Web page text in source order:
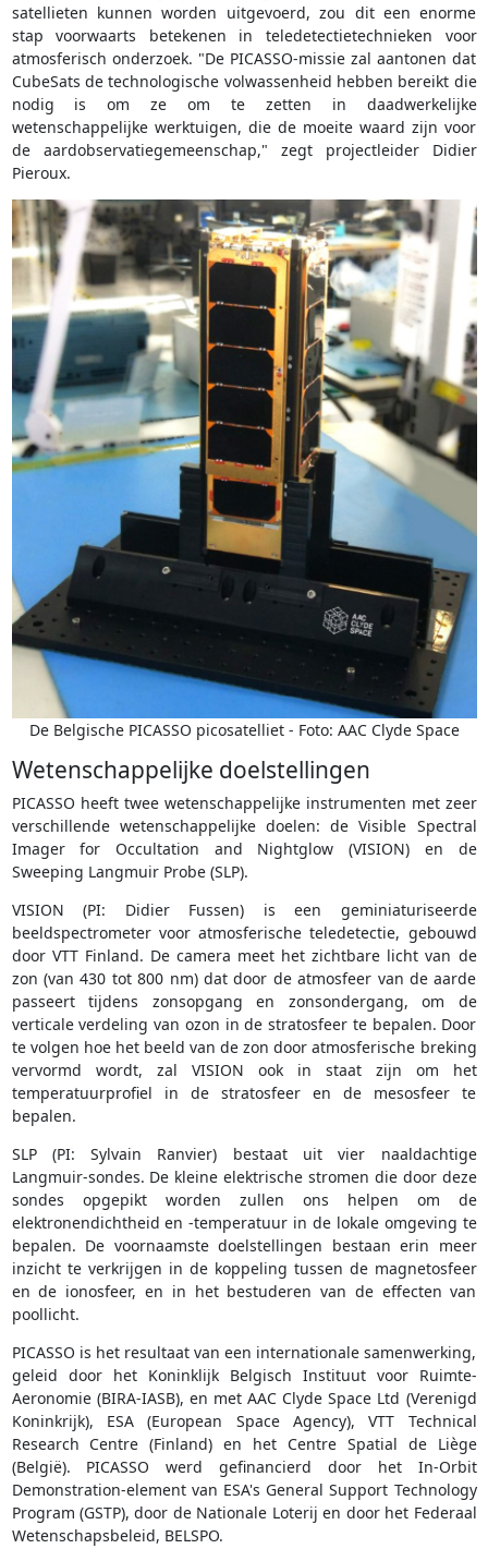
satellieten kunnen worden uitgevoerd, zou dit een enorme
stap voorwaarts betekenen in teledetectietechnieken voor
atmosferisch onderzoek. "De PICASSO-missie zal aantonen dat
CubeSats de technologische volwassenheid hebben bereikt die
nodig is om ze om te zetten in daadwerkelijke
wetenschappelijke werktuigen, die de moeite waard zijn voor
de aardobservatiegemeenschap," zegt projectleider Didier
Pieroux.
De Belgische PICASSO picosatelliet - Foto: AAC Clyde Space
Wetenschappelijke doelstellingen
PICASSO heeft twee wetenschappelijke instrumenten met zeer
verschillende wetenschappelijke doelen: de Visible Spectral
Imager for Occultation and Nightglow (VISION) en de
Sweeping Langmuir Probe (SLP).
VISION (PI: Didier Fussen) is een geminiaturiseerde
beeldspectrometer voor atmosferische teledetectie, gebouwd
door VTT Finland. De camera meet het zichtbare licht van de
zon (van 430 tot 800 nm) dat door de atmosfeer van de aarde
passeert tijdens zonsopgang en zonsondergang, om de
verticale verdeling van ozon in de stratosfeer te bepalen. Door
te volgen hoe het beeld van de zon door atmosferische breking
vervormd wordt, zal VISION ook in staat zijn om het
temperatuurprofiel in de stratosfeer en de mesosfeer te
bepalen.
SLP (PI: Sylvain Ranvier) bestaat uit vier naaldachtige
Langmuir-sondes. De kleine elektrische stromen die door deze
sondes opgepikt worden zullen ons helpen om de
elektronendichtheid en -temperatuur in de lokale omgeving te
bepalen. De voornaamste doelstellingen bestaan erin meer
inzicht te verkrijgen in de koppeling tussen de magnetosfeer
en de ionosfeer, en in het bestuderen van de effecten van
poollicht.
PICASSO is het resultaat van een internationale samenwerking,
geleid door het Koninklijk Belgisch Instituut voor Ruimte-
Aeronomie (BIRA-IASB), en met AAC Clyde Space Ltd (Verenigd
Koninkrijk), ESA (European Space Agency), VTT Technical
Research Centre (Finland) en het Centre Spatial de Liège
(België). PICASSO werd gefinancierd door het In-Orbit
Demonstration-element van ESA's General Support Technology
Program (GSTP), door de Nationale Loterij en door het Federaal
Wetenschapsbeleid, BELSPO.